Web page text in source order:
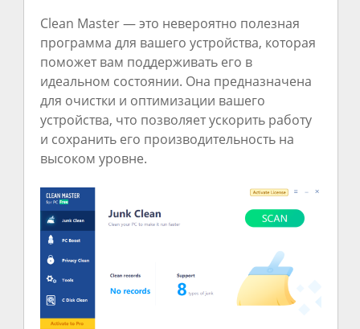
Clean Master — это невероятно полезная
программа для вашего устройства, которая
поможет вам поддерживать его в
идеальном состоянии. Она предназначена
для очистки и оптимизации вашего
устройства, что позволяет ускорить работу
и сохранить его производительность на
высоком уровне.